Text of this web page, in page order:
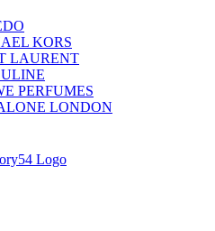
KORS
LAURENT
PERFUMES
LONDON